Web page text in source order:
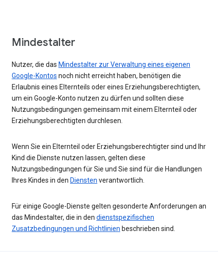
Mindestalter
Nutzer, die das Mindestalter zur Verwaltung eines eigenen
Google-Kontos noch nicht erreicht haben, benötigen die
Erlaubnis eines Elternteils oder eines Erziehungsberechtigten,
um ein Google-Konto nutzen zu dürfen und sollten diese
Nutzungsbedingungen gemeinsam mit einem Elternteil oder
Erziehungsberechtigten durchlesen.
Wenn Sie ein Elternteil oder Erziehungsberechtigter sind und Ihr
Kind die Dienste nutzen lassen, gelten diese
Nutzungsbedingungen für Sie und Sie sind für die Handlungen
Ihres Kindes in den Diensten verantwortlich.
Für einige Google-Dienste gelten gesonderte Anforderungen an
das Mindestalter, die in den dienstspezifischen
Zusatzbedingungen und Richtlinien beschrieben sind.